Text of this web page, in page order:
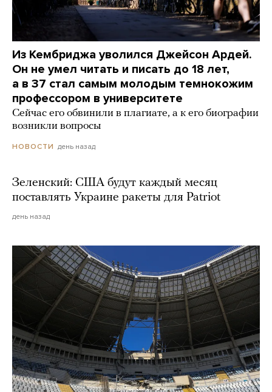
Из Кембриджа уволился Джейсон Ардей.
Он не умел читать и писать до 18 лет,
а в 37 стал самым молодым темнокожим
профессором в университете
Сейчас его обвинили в плагиате, а к его биографии
возникли вопросы
НОВОСТИ день назад
Зеленский: США будут каждый месяц
поставлять Украине ракеты для Patriot
день назад